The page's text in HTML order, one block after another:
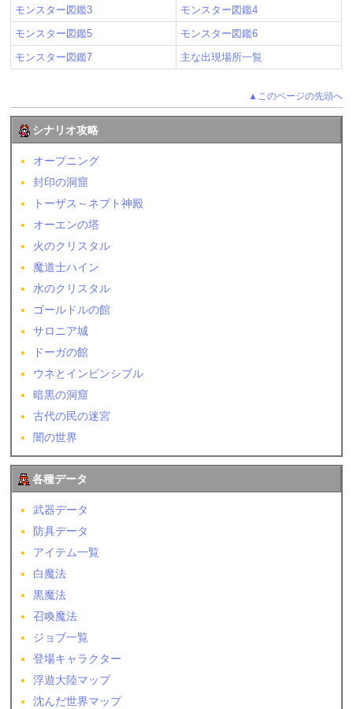
モンスター図鑑3
モンスター図鑑4
モンスター図鑑5
モンスター図鑑6
モンスター図鑑7
主な出現場所一覧
▲このページの先頭へ
シナリオ攻略
オープニング
封印の洞窟
トーザス～ネプト神殿
オーエンの塔
火のクリスタル
魔道士ハイン
水のクリスタル
ゴールドルの館
サロニア城
ドーガの館
ウネとインビンシブル
暗黒の洞窟
古代の民の迷宮
闇の世界
各種データ
武器データ
防具データ
アイテム一覧
白魔法
黒魔法
召喚魔法
ジョブ一覧
登場キャラクター
浮遊大陸マップ
沈んだ世界マップ